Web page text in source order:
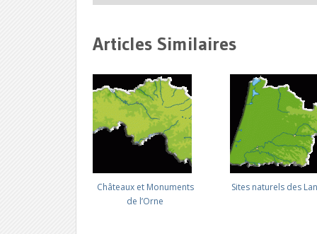
Articles Similaires
Châteaux et Monuments
de l’Orne
Sites naturels des